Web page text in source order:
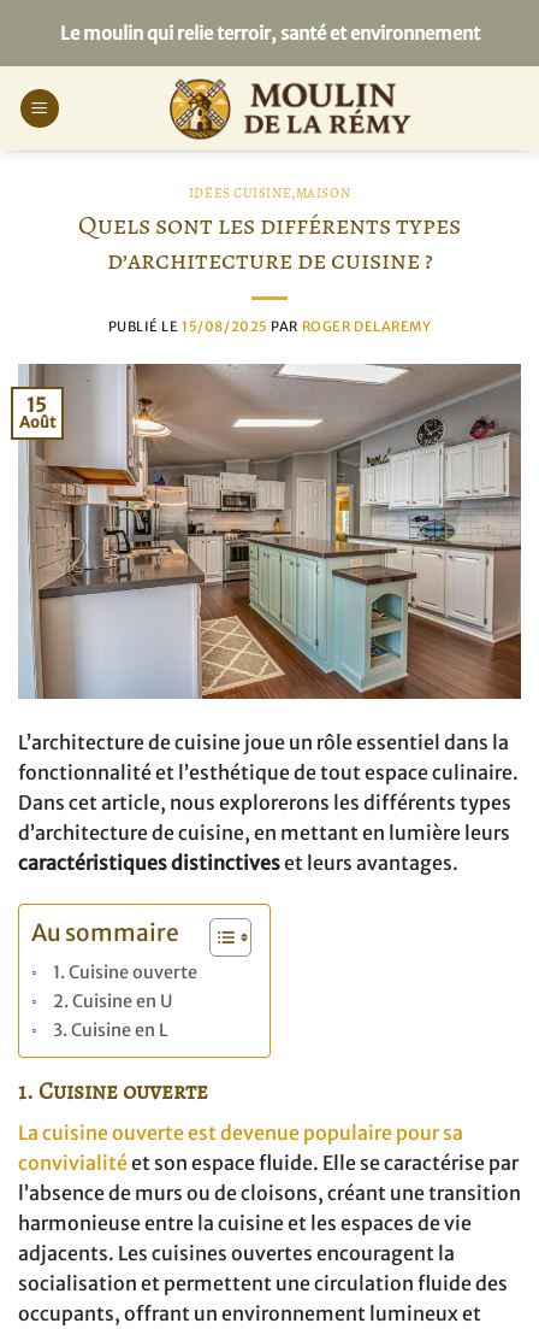
contenu
Le moulin qui relie terroir, santé et environnement
IDÉES CUISINE,MAISON
Quels sont les différents types
d’architecture de cuisine ?
PUBLIÉ LE15/08/2025 PAR ROGER DELAREMY
15
Août
L’architecture de cuisine joue un rôle essentiel dans la
fonctionnalité et l’esthétique de tout espace culinaire.
Dans cet article, nous explorerons les différents types
d’architecture de cuisine, en mettant en lumière leurs
caractéristiques distinctiveset leurs avantages.
Au sommaire
1. Cuisine ouverte
2. Cuisine en U
3. Cuisine en L
1. Cuisine ouverte
La cuisine ouverte est devenue populaire pour sa
convivialitéet son espace fluide. Elle se caractérise par
l’absence de murs ou de cloisons, créant une transition
harmonieuse entre la cuisine et les espaces de vie
adjacents. Les cuisines ouvertes encouragent la
socialisation et permettent une circulation fluide des
occupants, offrant un environnement lumineux et